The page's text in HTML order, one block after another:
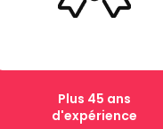
Plus 45 ans
d'expérience